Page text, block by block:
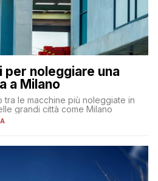
per noleggiare una
a Milano
le macchine più noleggiate in
grandi città come Milano